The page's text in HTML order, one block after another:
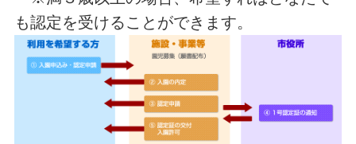
も認定を受けることができます。